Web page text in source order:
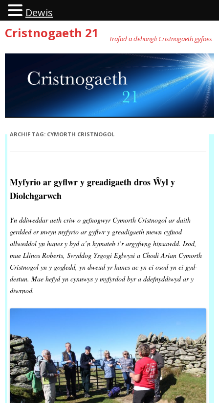
Cristnogaeth 21 Trafod a dehongli Cristnogaeth gyfoes
cynnwys
ARCHIF TAG: CYMORTH CRISTNOGOL
Myfyrio ar gyflwr y greadigaeth drosŴyl y
Diolchgarwch
Yn ddiweddar aeth criw o gefnogwyr Cymorth Cristnogol ar daith
gerdded er mwyn myfyrio ar gyflwr y greadigaeth mewn cyfnod
allweddol yn hanes y byd a’n hymateb i’r argyfwng hinsawdd. Isod,
mae Llinos Roberts, Swyddog Ysgogi Eglwysi a Chodi Arian Cymorth
Cristnogol yn y gogledd, yn dweud yr hanes ac yn ei osod yn ei gyd-
destun. Mae hefyd yn cynnwys y myfyrdod byr a ddefnyddiwyd ar y
diwrnod.
Dewis